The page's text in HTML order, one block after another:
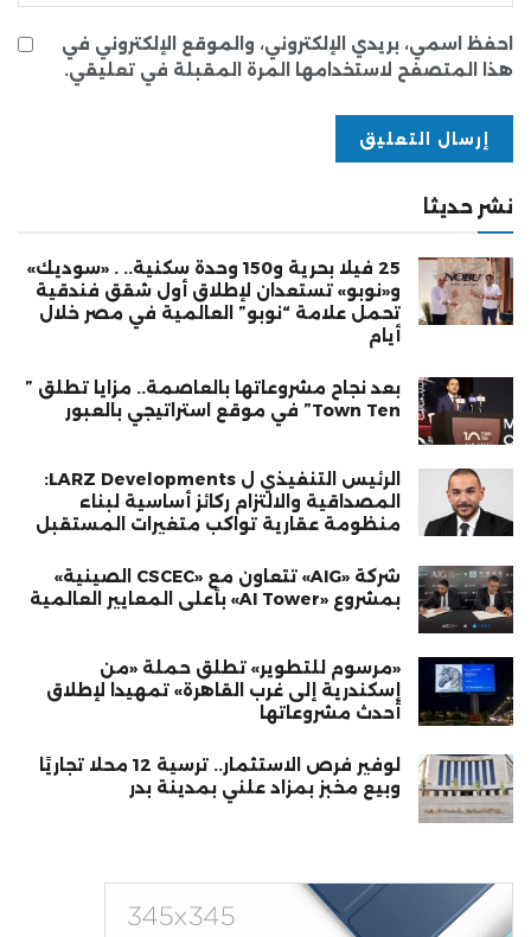
احفظ اسمي، بريدي الإلكتروني، والموقع الإلكتروني في
هذا المتصفح لاستخدامها المرة المقبلة في تعليقي.
نشر حديثا
25 فيلا بحرية و150 وحدة سكنية.. . «سوديك»
و«نوبو» تستعدان لإطلاق أول شقق فندقية
تحمل علامة “نوبو” العالمية في مصر خلال
أيام
بعد نجاح مشروعاتها بالعاصمة.. مزايا تطلق ”
Town Ten” في موقع استراتيجي بالعبور
الرئيس التنفيذي ل LARZ Developments:
المصداقية والالتزام ركائز أساسية لبناء
منظومة عقارية تواكب متغيرات المستقبل
شركة «AIG» تتعاون مع «CSCEC الصينية»
بمشروع «AI Tower» بأعلى المعايير العالمية
«مرسوم للتطوير» تطلق حملة «من
إسكندرية إلى غرب القاهرة» تمهيدا لإطلاق
أحدث مشروعاتها
لوفير فرص الاستثمار.. ترسية 12 محلًا تجاريًا
وبيع مخبز بمزاد علني بمدينة بدر